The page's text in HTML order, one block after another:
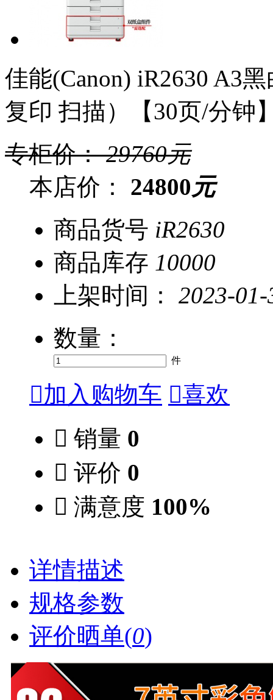
佳能(Canon) iR2630 A3
复印 扫描）【30页/分钟
专柜价：29760元
本店价：
24800元
商品货号 iR2630
商品库存 10000
上架时间：
2023-01-
数量：
件
加入购物车 喜欢
 销量 0
 评价 0
 满意度 100%
详情描述
规格参数
评价晒单(0)